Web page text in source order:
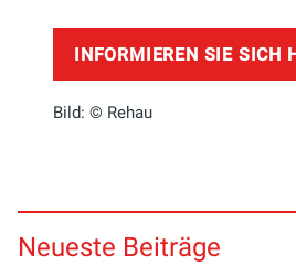
INFORMIEREN SIE SICH
Bild: © Rehau
Neueste Beiträge